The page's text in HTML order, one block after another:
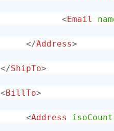
<Email
</Address>
</ShipTo>
<BillTo>
<Address